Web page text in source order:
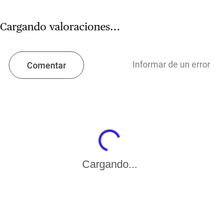
Cargando valoraciones...
Comentar Informar de un error
Cargando...